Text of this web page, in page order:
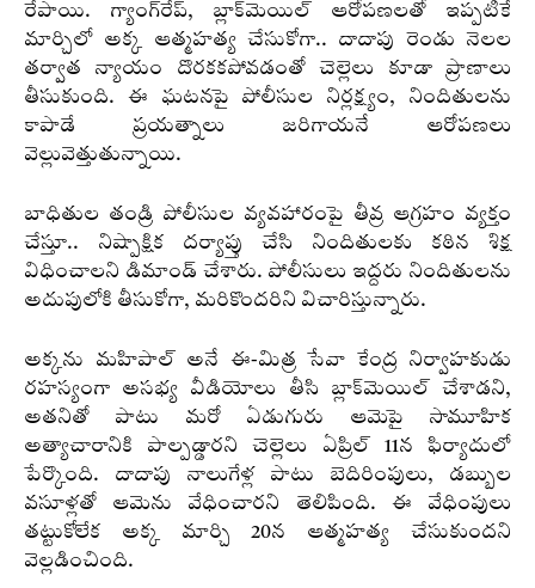
రేపాయి. గ్యాంగ్‌రేప్‌, బ్లాక్‌మెయిల్‌ ఆరోపణలతో ఇప్పటికే
మార్చిలో అక్క ఆత్మహత్య చేసుకోగా.. దాదాపు రెండు నెలల
తర్వాత న్యాయం దొరకకపోవడంతో చెల్లెలు కూడా ప్రాణాలు
తీసుకుంది. ఈ ఘటనపై పోలీసుల నిర్లక్ష్యం, నిందితులను
కాపాడే ప్రయత్నాలు జరిగాయనే ఆరోపణలు
వెల్లువెత్తుతున్నాయి.
బాధితుల తండ్రి పోలీసుల వ్యవహారంపై తీవ్ర ఆగ్రహం వ్యక్తం
చేస్తూ.. నిష్పాక్షిక దర్యాప్తు చేసి నిందితులకు కఠిన శిక్ష
విధించాలని డిమాండ్ చేశారు. పోలీసులు ఇద్దరు నిందితులను
అదుపులోకి తీసుకోగా, మరికొందరిని విచారిస్తున్నారు.
అక్కను మహిపాల్‌ అనే ఈ-మిత్ర సేవా కేంద్ర నిర్వాహకుడు
రహస్యంగా అసభ్య వీడియోలు తీసి బ్లాక్‌మెయిల్‌ చేశాడని,
అతనితో పాటు మరో ఏడుగురు ఆమెపై సామూహిక
అత్యాచారానికి పాల్పడ్డారని చెల్లెలు ఏప్రిల్‌ 11న ఫిర్యాదులో
పేర్కొంది. దాదాపు నాలుగేళ్ల పాటు బెదిరింపులు, డబ్బుల
వసూళ్లతో ఆమెను వేధించారని తెలిపింది. ఈ వేధింపులు
తట్టుకోలేక అక్క మార్చి 20న ఆత్మహత్య చేసుకుందని
వెల్లడించింది.